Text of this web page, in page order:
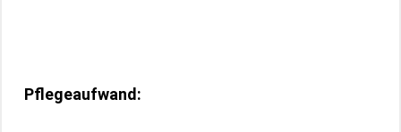
Pflegeaufwand: